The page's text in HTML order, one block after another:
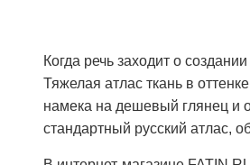
Когда речь заходит о
Тяжелая атлас ткань в
намека на дешевый глянец и
стандартный русский атлас,